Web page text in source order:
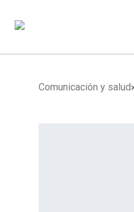
Comunicación y salud